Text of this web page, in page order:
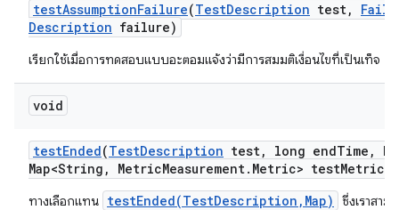
testAssumptionFailure(TestDescription test,
Description failure)
เรียกใช้เมื่อการทดสอบแบบอะตอมแจ้งว่ามีการสมมติเงื่อนไขที่เป็นเท็จ
void
testEnded(TestDescription test, long endTime ,
Map<String , MetricMeasurement. Metric> testMetrics)
ทางเลือกแทน testEnded(TestDescription,Map)
ซึ่งเราสาม